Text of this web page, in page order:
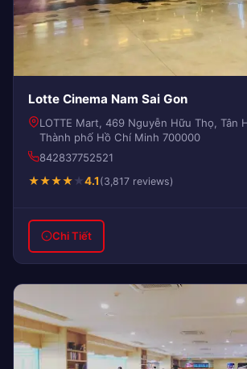
Lotte Cinema Nam Sai Gon
LOTTE Mart, 469 Nguyễn Hữu Thọ, Tân
Thành phố Hồ Chí Minh 700000
842837752521
★★★★★4.1 (3,817 reviews)
Chi Tiết